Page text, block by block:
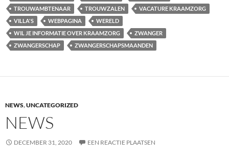
TROUWAMBTENAAR
TROUWZALEN
VACATURE KRAAMZORG
VILLA'S
WEBPAGINA
WERELD
WIL JE INFORMATIE OVER KRAAMZORG
ZWANGER
ZWANGERSCHAP
ZWANGERSCHAPSMAANDEN
NEWS,UNCATEGORIZED
NEWS
DECEMBER 31, 2020 EEN REACTIE PLAATSEN